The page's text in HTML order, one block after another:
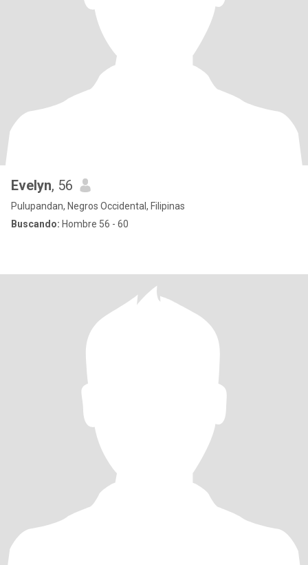
Evelyn, 56
Pulupandan, Negros Occidental, Filipinas
Buscando: Hombre 56 - 60